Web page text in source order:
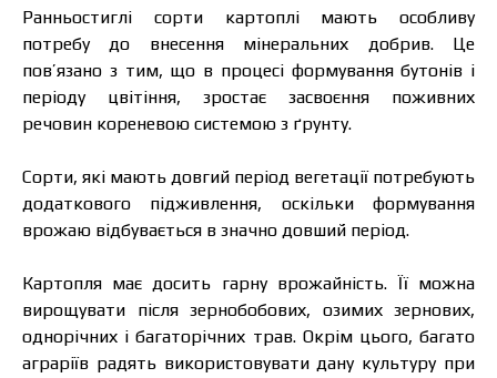
Ранньостиглі сорти картоплі мають особливу
потребу до внесення мінеральних добрив. Це
пов’язано з тим, що в процесі формування бутонів і
періоду цвітіння, зростає засвоєння поживних
речовин кореневою системою з ґрунту.
Сорти, які мають довгий період вегетації потребують
додаткового підживлення, оскільки формування
врожаю відбувається в значно довший період.
Картопля має досить гарну врожайність. Її можна
вирощувати після зернобобових, озимих зернових,
однорічних і багаторічних трав. Окрім цього, багато
аграріїв радять використовувати дану культуру при